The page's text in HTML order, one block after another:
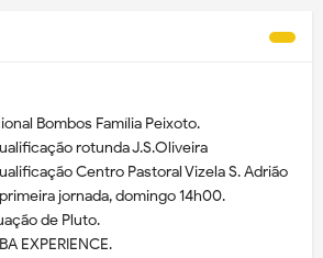
Bombos Família Peixoto.
rotunda J.S.Oliveira
Centro Pastoral Vizela S. Adrião
jornada, domingo 14h00.
de Pluto.
EXPERIENCE.